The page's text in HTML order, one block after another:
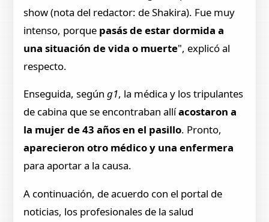
show (nota del redactor: de Shakira). Fue muy
intenso, porque pasás de estar dormida a
una situación de vida o muerte", explicó al
respecto.
Enseguida, segúng1, la médica y los tripulantes
de cabina que se encontraban allíacostaron a
la mujer de 43 años en el pasillo. Pronto,
aparecieron otro médico y una enfermera
para aportar a la causa.
A continuación, de acuerdo con el portal de
noticias, los profesionales de la salud